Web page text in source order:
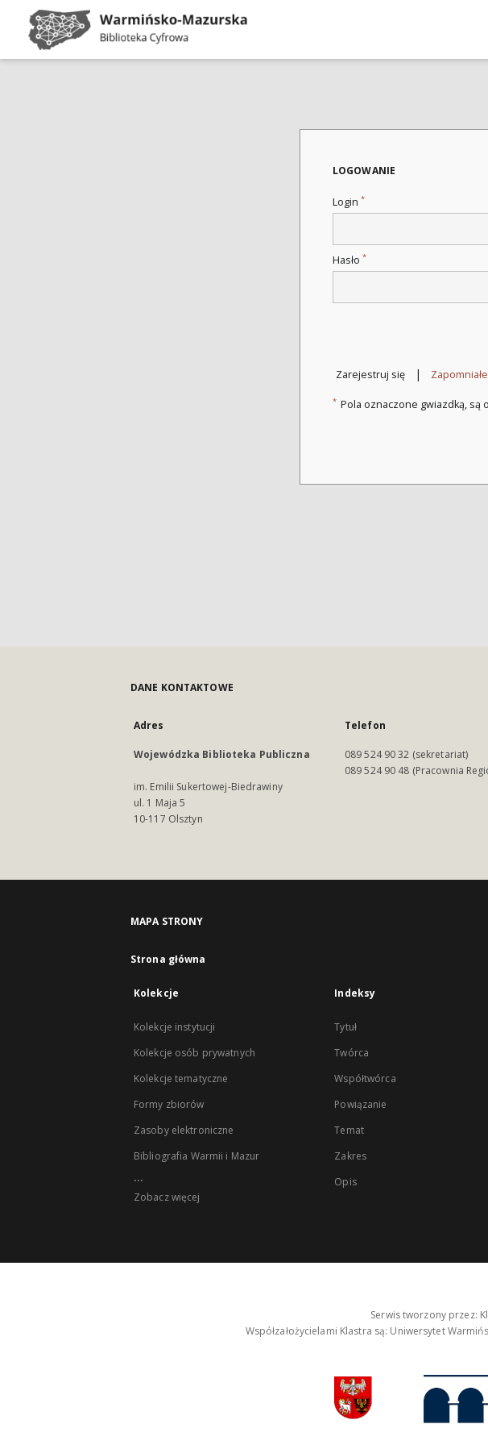
LOGOWANIE
Login *
Hasło *
Zarejestruj się |
* Pola oznaczone gwiazdką, są
DANE KONTAKTOWE
Adres
Wojewódzka Biblioteka Publiczna
im. Emilii Sukertowej-Biedrawiny
ul. 1 Maja 5
10-117 Olsztyn
Telefon
089 524 90 32 (sekretariat)
089 524 90 48 (Pracownia
MAPA STRONY
Strona główna
Kolekcje
Kolekcje instytucji
Kolekcje osób prywatnych
Kolekcje tematyczne
Formy zbiorów
Zasoby elektroniczne
Bibliografia Warmii i Mazur
...
Zobacz więcej
Indeksy
Tytuł
Twórca
Współtwórca
Powiązanie
Temat
Zakres
Opis
Serwis tworzony przez:
Współzałożycielami Klastra są: Uniwersytet